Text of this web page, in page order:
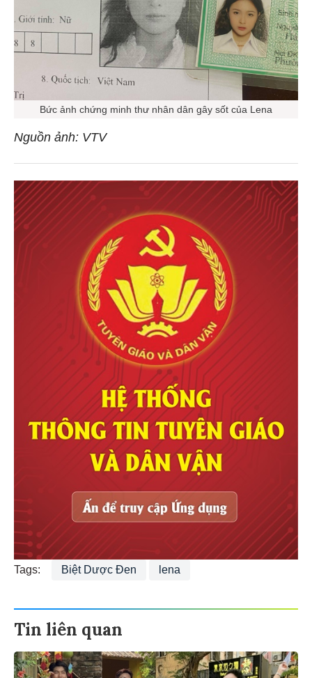
Bức ảnh chứng minh thư nhân dân gây sốt của Lena
Nguồn ảnh: VTV
Tags: Biệt Dược Đen lena
Tin liên quan